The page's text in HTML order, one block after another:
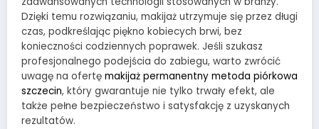
Dzięki temu rozwiązaniu, makijaż utrzymuje się przez długi
czas, podkreślając piękno kobiecych brwi, bez
konieczności codziennych poprawek. Jeśli szukasz
profesjonalnego podejścia do zabiegu, warto zwrócić
uwagę na ofertę makijaż permanentny metoda piórkowa
szczecin, który gwarantuje nie tylko trwały efekt, ale
także pełne bezpieczeństwo i satysfakcję z uzyskanych
rezultatów.